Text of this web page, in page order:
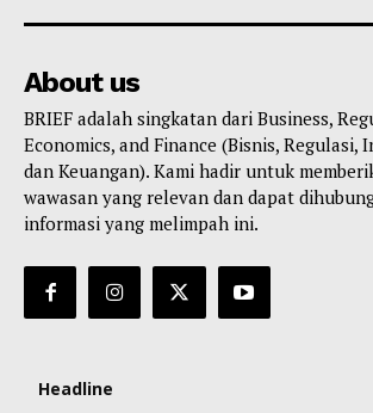
About us
BRIEF adalah singkatan dari Business,
Economics, and Finance (Bisnis, Regulasi,
dan Keuangan). Kami hadir untuk
wawasan yang relevan dan dapat
informasi yang melimpah ini.
Headline